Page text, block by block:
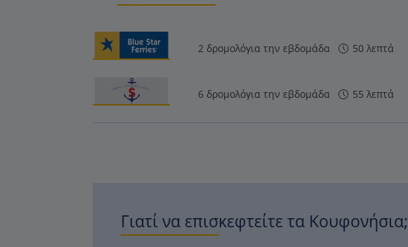
2 δρομολόγια την εβδομάδα 50 λεπτά
6 δρομολόγια την εβδομάδα 55 λεπτά
Γιατί να επισκεφτείτε τα Κουφονήσια;